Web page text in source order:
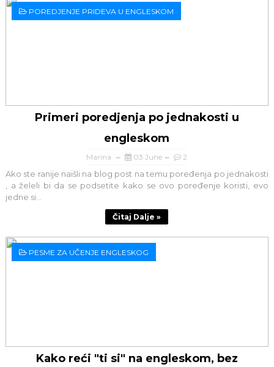
POREDJENJE PRIDEVA U ENGLESKOM
Primeri poredjenja po jednakosti u
engleskom
Marina 03 June 2
Ako ste ranije naišli na blog post na temu poređenja po jednakosti
, a želeli bi da se podsetite kako se ovo poređenje koristi, evo
jedne si...
Čitaj Dalje »
PESME ZA UČENJE ENGLESKOG
Kako reći "ti si" na engleskom, bez